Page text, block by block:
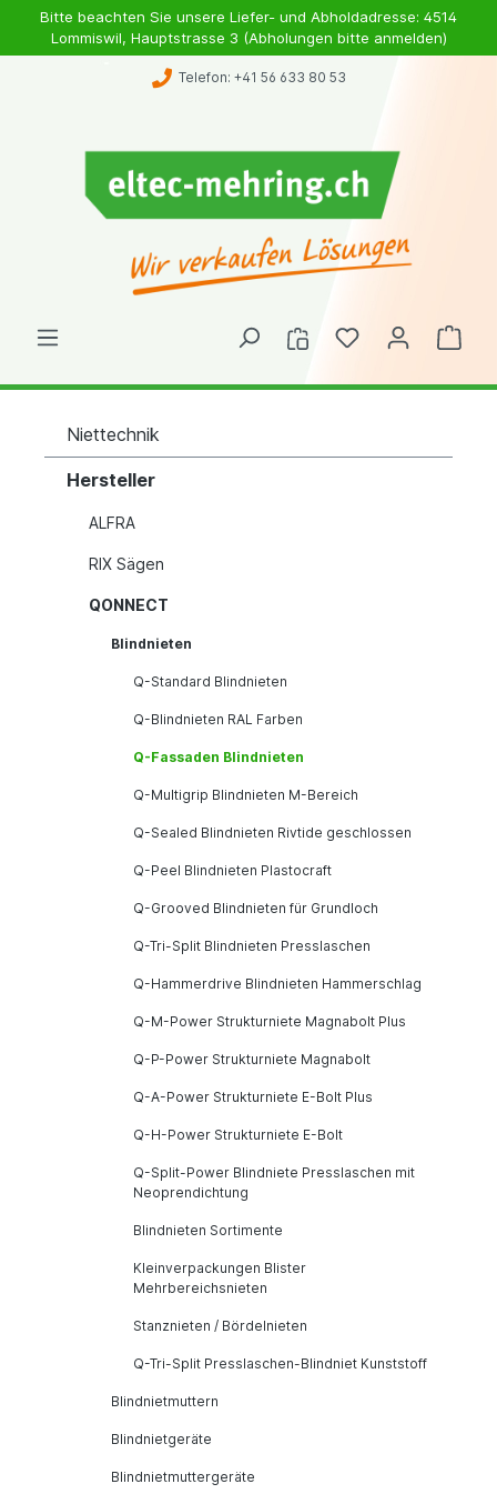
Bitte beachten Sie unsere Liefer- und Abholdadresse: 4514
Lommiswil, Hauptstrasse 3 (Abholungen bitte anmelden)
Telefon: +41 56 633 80 53
Niettechnik
Hersteller
ALFRA
RIX Sägen
QONNECT
Blindnieten
Q-Standard Blindnieten
Q-Blindnieten RAL Farben
Q-Fassaden Blindnieten
Q-Multigrip Blindnieten M-Bereich
Q-Sealed Blindnieten Rivtide geschlossen
Q-Peel Blindnieten Plastocraft
Q-Grooved Blindnieten für Grundloch
Q-Tri-Split Blindnieten Presslaschen
Q-Hammerdrive Blindnieten Hammerschlag
Q-M-Power Strukturniete Magnabolt Plus
Q-P-Power Strukturniete Magnabolt
Q-A-Power Strukturniete E-Bolt Plus
Q-H-Power Strukturniete E-Bolt
Q-Split-Power Blindniete Presslaschen mit
Neoprendichtung
Blindnieten Sortimente
Kleinverpackungen Blister
Mehrbereichsnieten
Stanznieten / Bördelnieten
Q-Tri-Split Presslaschen-Blindniet Kunststoff
Blindnietmuttern
Blindnietgeräte
Blindnietmuttergeräte